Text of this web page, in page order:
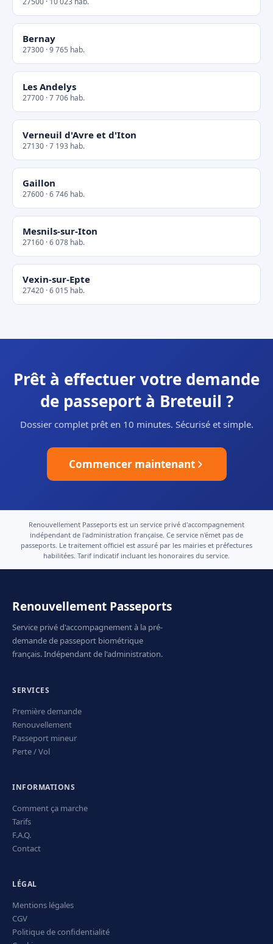
Bernay
27300 · 9 765 hab.
Les Andelys
27700 · 7 706 hab.
Verneuil d'Avre et d'Iton
27130 · 7 193 hab.
Gaillon
27600 · 6 746 hab.
Mesnils-sur-Iton
27160 · 6 078 hab.
Vexin-sur-Epte
27420 · 6 015 hab.
Prêt à effectuer votre demande
de passeport à Breteuil ?
Dossier complet prêt en 10 minutes. Sécurisé et simple.
Commencer maintenant
Renouvellement Passeports est un service privé d'accompagnement
indépendant de l'administration française. Ce service n'émet pas de
passeports. Le traitement officiel est assuré par les mairies et préfectures
habilitées. Tarif indicatif incluant les honoraires du service.
Renouvellement Passeports
Service privé d'accompagnement à la pré-
demande de passeport biométrique
français. Indépendant de l'administration.
SERVICES
Première demande
Renouvellement
Passeport mineur
Perte / Vol
INFORMATIONS
Comment ça marche
Tarifs
F.A.Q.
Contact
LÉGAL
Mentions légales
CGV
Politique de confidentialité